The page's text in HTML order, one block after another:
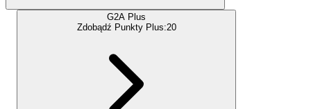
G2A Plus
Zdobądź Punkty Plus:20